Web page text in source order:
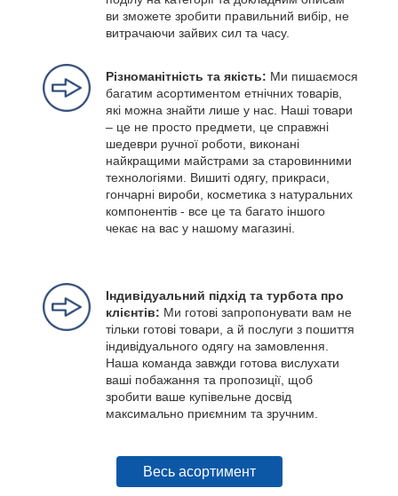
ви зможете зробити правильний вибір, не
витрачаючи зайвих сил та часу.
Різноманітність та якість: Ми пишаємося
багатим асортиментом етнічних товарів,
які можна знайти лише у нас. Наші товари
– це не просто предмети, це справжні
шедеври ручної роботи, виконані
найкращими майстрами за старовинними
технологіями. Вишиті одягу, прикраси,
гончарні вироби, косметика з натуральних
компонентів - все це та багато іншого
чекає на вас у нашому магазині.
Індивідуальний підхід та турбота про
клієнтів: Ми готові запропонувати вам не
тільки готові товари, а й послуги з пошиття
індивідуального одягу на замовлення.
Наша команда завжди готова вислухати
ваші побажання та пропозиції, щоб
зробити ваше купівельне досвід
максимально приємним та зручним.
Весь асортимент